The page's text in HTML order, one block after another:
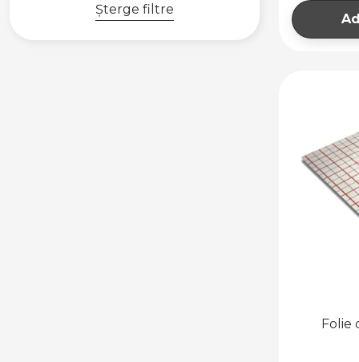
Șterge filtre
Folie